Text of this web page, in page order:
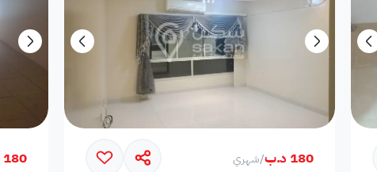
180 د.ب /شهري 180 د.ب